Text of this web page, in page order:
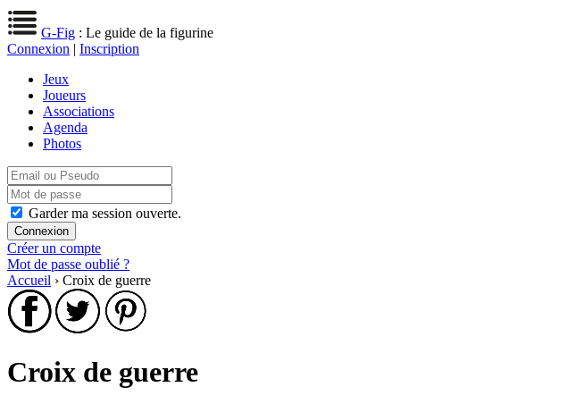
G-Fig : Le guide de la figurine
Connexion | Inscription
Jeux
Joueurs
Associations
Agenda
Photos
Garder ma session ouverte.
Créer un compte
Mot de passe oublié ?
Accueil › Croix de guerre
Croix de guerre